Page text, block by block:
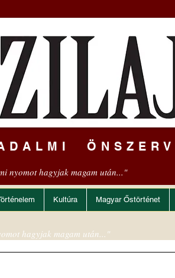
nyomot hagyjak magam után..."
Kultúra Magyar Őstörténet
hagyjak magam után..."